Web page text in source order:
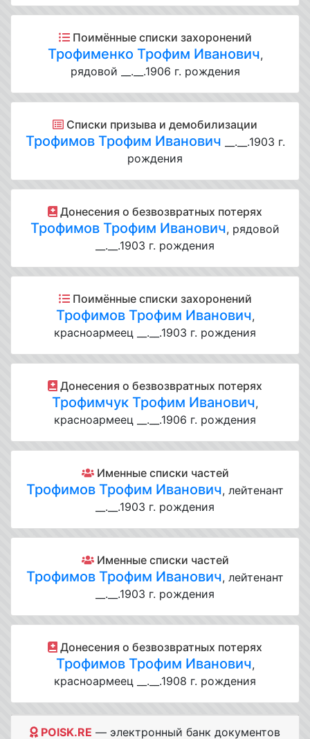
Поимённые списки захоронений
Трофименко Трофим Иванович,
рядовой __.__.1906 г. рождения
Списки призыва и демобилизации
Трофимов Трофим Иванович __.__.1903 г.
рождения
Донесения о безвозвратных потерях
Трофимов Трофим Иванович, рядовой
__.__.1903 г. рождения
Поимённые списки захоронений
Трофимов Трофим Иванович,
красноармеец __.__.1903 г. рождения
Донесения о безвозвратных потерях
Трофимчук Трофим Иванович,
красноармеец __.__.1906 г. рождения
Именные списки частей
Трофимов Трофим Иванович, лейтенант
__.__.1903 г. рождения
Именные списки частей
Трофимов Трофим Иванович, лейтенант
__.__.1903 г. рождения
Донесения о безвозвратных потерях
Трофимов Трофим Иванович,
красноармеец __.__.1908 г. рождения
POISK.RE — электронный банк документов